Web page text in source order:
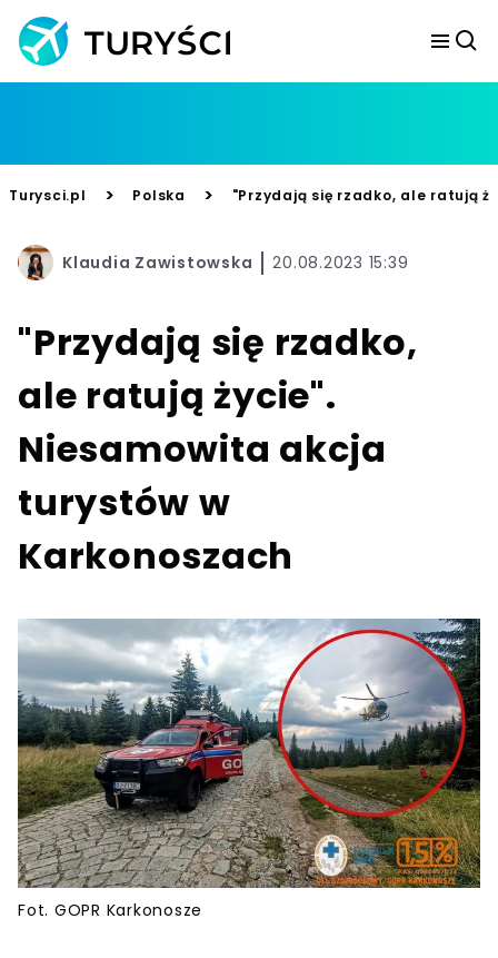
Turysci.pl > Polska > "Przydają się rzadko, ale ratują
Klaudia Zawistowska 20.08.2023 15:39
"Przydają się rzadko,
ale ratują życie".
Niesamowita akcja
turystów w
Karkonoszach
Fot. GOPR Karkonosze